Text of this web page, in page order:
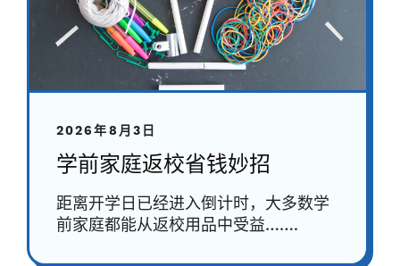
2026年8月3日
学前家庭返校省钱妙招
距离开学日已经进入倒计时，大多数学
前家庭都能从返校用品中受益…….